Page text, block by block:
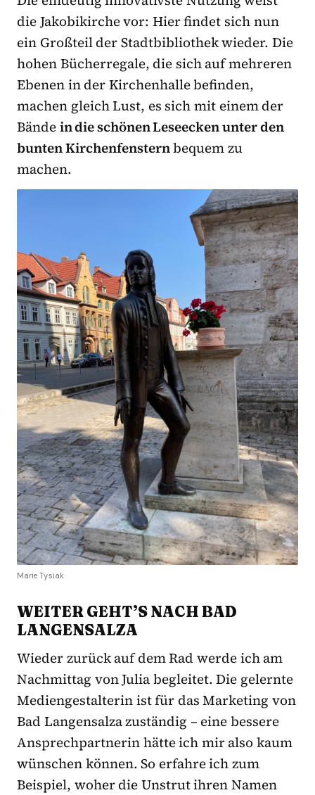
die Jakobikirche vor: Hier findet sich nun
ein Großteil der Stadtbibliothek wieder. Die
hohen Bücherregale, die sich auf mehreren
Ebenen in der Kirchenhalle befinden,
machen gleich Lust, es sich mit einem der
Bändein die schönen Leseecken unter den
bunten Kirchenfensternbequem zu
machen.
Marie Tysiak
WEITER GEHT’S NACH BAD
LANGENSALZA
Wieder zurück auf dem Rad werde ich am
Nachmittag von Julia begleitet. Die gelernte
Mediengestalterin ist für das Marketing von
Bad Langensalza zuständig – eine bessere
Ansprechpartnerin hätte ich mir also kaum
wünschen können. So erfahre ich zum
Beispiel, woher die Unstrut ihren Namen